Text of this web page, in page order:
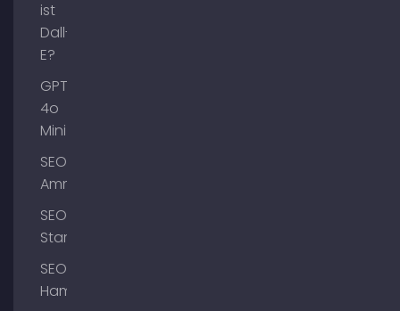
ist
Dall-
E?
GPT-
4o
Mini
SEO
Ammersee
SEO
Starnberg
SEO
Hamburg